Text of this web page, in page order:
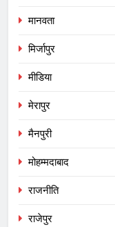
मानवता
मिर्जापुर
मीडिया
मेरापुर
मैनपुरी
मोहम्मदाबाद
राजनीति
राजेपुर